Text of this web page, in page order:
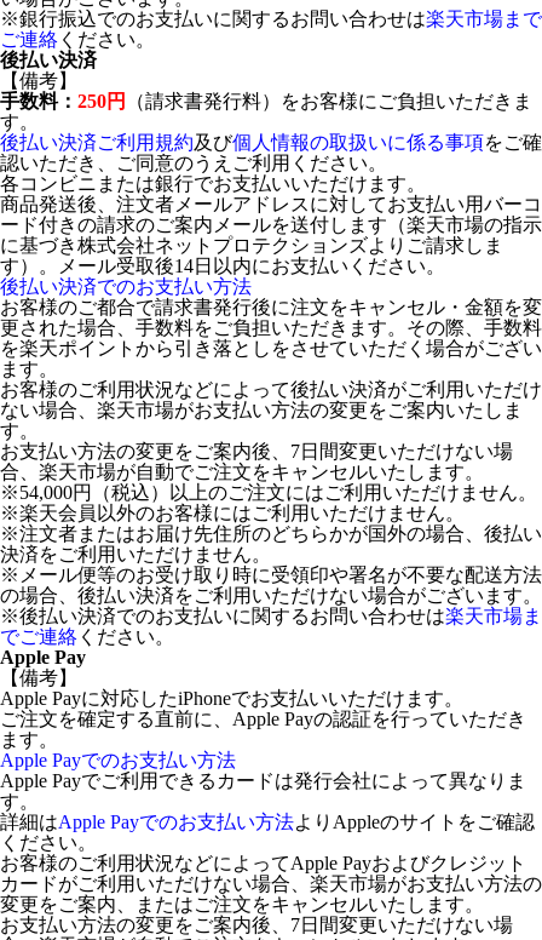
※銀行振込でのお支払いに関するお問い合わせは楽天市場まで
ご連絡 ください。
後払い決済
【備考】
手数料： 250円
（請求書発行料）をお客様にご負担いただきま
す。
後払い決済ご利用規約及び個人情報の取扱いに係る事項をご確
認いただき、ご同意のうえご利用ください。
各コンビニまたは銀行でお支払いいただけます。
商品発送後、注文者メールアドレスに対してお支払い用バーコ
ード付きの請求のご案内メールを送付します（楽天市場の指示
に基づき株式会社ネットプロテクションズよりご請求しま
す）。メール受取後14日以内にお支払いください。
後払い決済でのお支払い方法
お客様のご都合で請求書発行後に注文をキャンセル・金額を変
更された場合、手数料をご負担いただきます。その際、手数料
を楽天ポイントから引き落としをさせていただく場合がござい
ます。
お客様のご利用状況などによって後払い決済がご利用いただけ
ない場合、楽天市場がお支払い方法の変更をご案内いたしま
す。
お支払い方法の変更をご案内後、7日間変更いただけない場
合、楽天市場が自動でご注文をキャンセルいたします。
※54,000円（税込）以上のご注文にはご利用いただけません。
※楽天会員以外のお客様にはご利用いただけません。
※注文者またはお届け先住所のどちらかが国外の場合、後払い
決済をご利用いただけません。
※メール便等のお受け取り時に受領印や署名が不要な配送方法
の場合、後払い決済をご利用いただけない場合がございます。
※後払い決済でのお支払いに関するお問い合わせは楽天市場ま
でご連絡 ください。
Apple Pay
【備考】
Apple Payに対応したiPhoneでお支払いいただけます。
ご注文を確定する直前に、Apple Payの認証を行っていただき
ます。
Apple Payでのお支払い方法
Apple Payでご利用できるカードは発行会社によって異なりま
す。
詳細はApple Payでのお支払い方法よりAppleのサイトをご確認
ください。
お客様のご利用状況などによってApple Payおよびクレジット
カードがご利用いただけない場合、楽天市場がお支払い方法の
変更をご案内、またはご注文をキャンセルいたします。
お支払い方法の変更をご案内後、7日間変更いただけない場